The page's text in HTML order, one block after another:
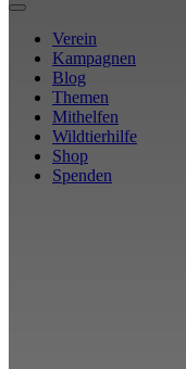
Verein
Kampagnen
Blog
Themen
Mithelfen
Wildtierhilfe
Shop
Spenden